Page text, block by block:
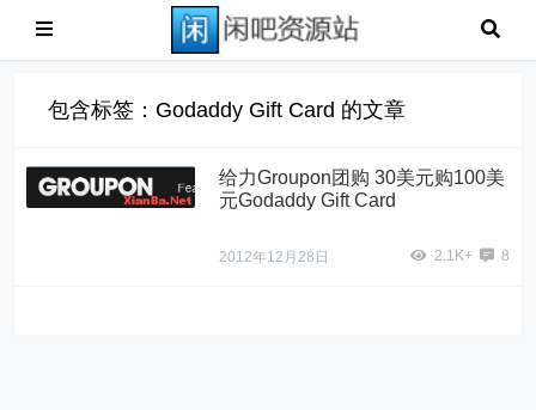
包含标签：Godaddy Gift Card 的文章
给力Groupon团购 30美元购100美
元Godaddy Gift Card
2012年12月28日 2.1K+ 8